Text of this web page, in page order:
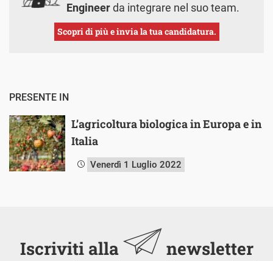
Engineerda integrare nel suo team.
Scopri di più e invia la tua candidatura.
PRESENTE IN
L’agricoltura biologica in Europa e in
Italia
Venerdì 1 Luglio 2022
Iscriviti alla newsletter